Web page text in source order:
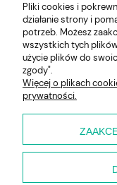
Pomoc
Moje konto
Płatności i dostawa
Pliki cookies i
działanie strony i
potrzeb. Możesz
wszystkich tych
użycie plików do
zgody".
Więcej o plikach
prywatności.